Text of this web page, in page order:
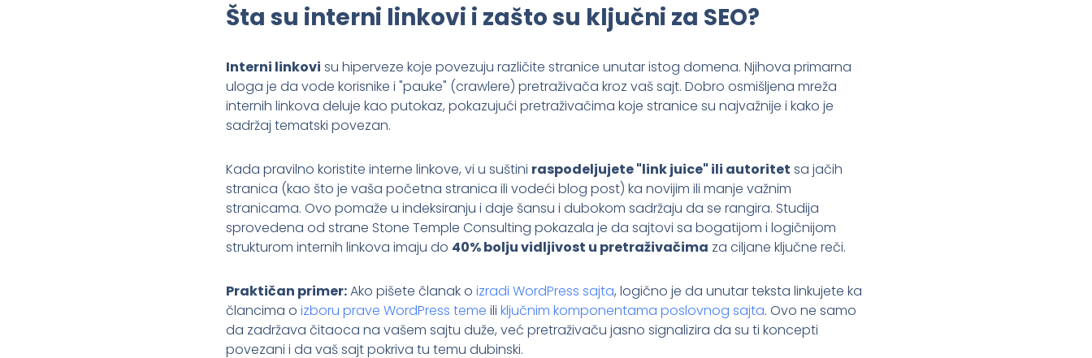
Šta su interni linkovi i zašto su ključni za SEO?
Interni linkovi su hiperveze koje povezuju različite stranice unutar istog domena. Njihova primarna
uloga je da vode korisnike i "pauke" (crawlere) pretraživača kroz vaš sajt. Dobro osmišljena mreža
internih linkova deluje kao putokaz, pokazujući pretraživačima koje stranice su najvažnije i kako je
sadržaj tematski povezan.
Kada pravilno koristite interne linkove, vi u suštini raspodeljujete "link juice" ili autoritet sa jačih
stranica (kao što je vaša početna stranica ili vodeći blog post) ka novijim ili manje važnim
stranicama. Ovo pomaže u indeksiranju i daje šansu i dubokom sadržaju da se rangira. Studija
sprovedena od strane Stone Temple Consulting pokazala je da sajtovi sa bogatijom i logičnijom
strukturom internih linkova imaju do 40% bolju vidljivost u pretraživačima za ciljane ključne reči.
Praktičan primer:Ako pišete članak o izradi WordPress sajta, logično je da unutar teksta linkujete ka
člancima o izboru prave WordPress teme ili ključnim komponentama poslovnog sajta. Ovo ne samo
da zadržava čitaoca na vašem sajtu duže, već pretraživaču jasno signalizira da su ti koncepti
povezani i da vaš sajt pokriva tu temu dubinski.